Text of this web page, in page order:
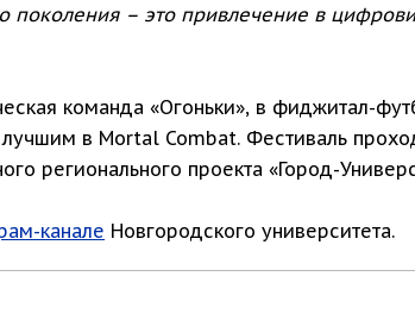
поколения – это привлечение в
команда «Огоньки», в фиджитал-
в Mortal Combat. Фестиваль
регионального проекта «Город-
канале Новгородского университета.